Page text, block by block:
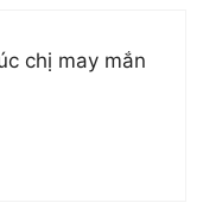
chị may mắn